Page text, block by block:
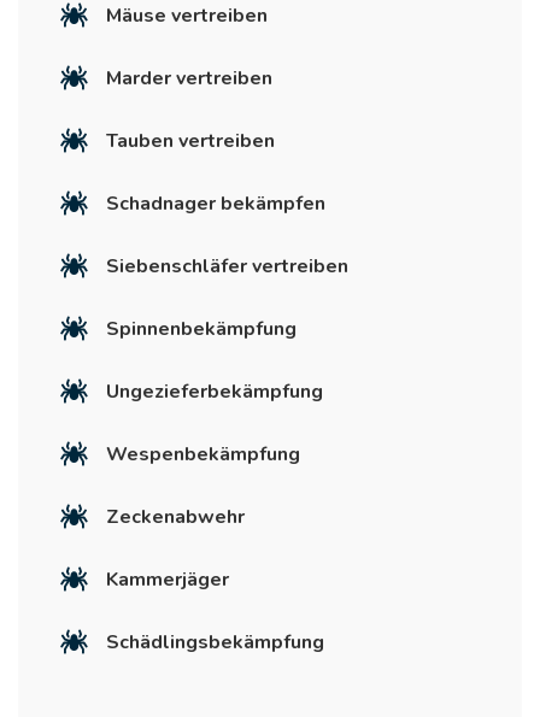
Mäuse vertreiben
Marder vertreiben
Tauben vertreiben
Schadnager bekämpfen
Siebenschläfer vertreiben
Spinnenbekämpfung
Ungezieferbekämpfung
Wespenbekämpfung
Zeckenabwehr
Kammerjäger
Schädlingsbekämpfung